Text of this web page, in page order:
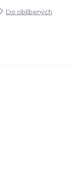
Do oblíbených